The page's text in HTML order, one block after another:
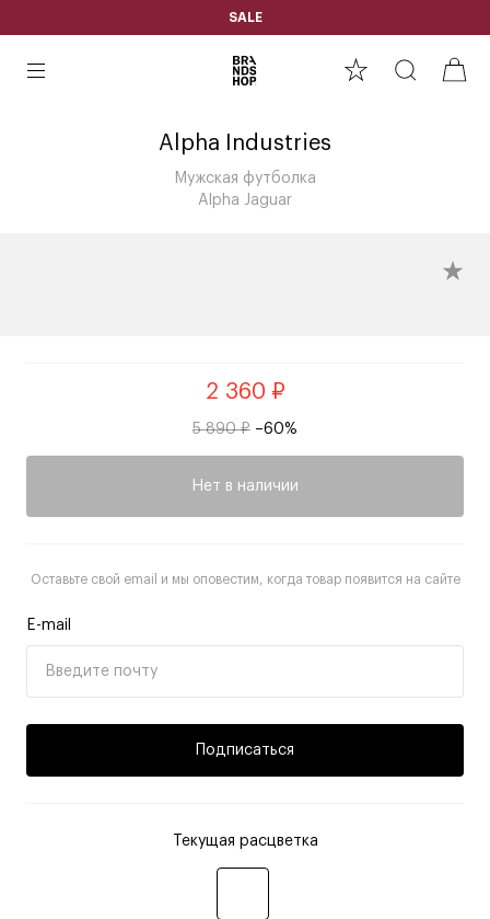
SALE
Alpha Industries
Мужская футболка
Alpha Jaguar
2 360 ₽
5 890 ₽ –60%
Нет в наличии
Оставьте свой email и мы оповестим, когда товар появится на сайте
E-mail
Подписаться
Текущая расцветка